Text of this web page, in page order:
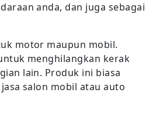
anda, dan juga sebagai
motor maupun mobil.
menghilangkan kerak
lain. Produk ini biasa
salon mobil atau auto